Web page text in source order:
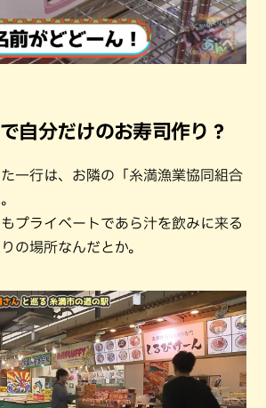
自分だけのお寿司作り？
一行は、お隣の「糸満漁業協同組合
プライベートであら汁を飲みに来る
の場所なんだとか。